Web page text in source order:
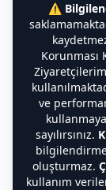
⚠️
ve
sayılırsınız.
oluşturmaz.
kullanım